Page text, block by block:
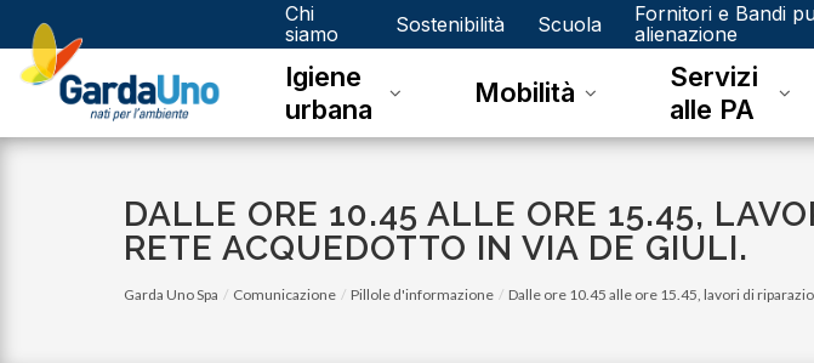
Gardauno
Spa
Chi
siamo
Sostenibilità Scuola
Fornitori e Bandi
alienazione
Igiene
urbana
Mobilità
Servizi
alle PA
DALLE ORE 10.45 ALLE ORE 15.45,
RETE ACQUEDOTTO IN VIA DE GIULI.
Garda Uno Spa Comunicazione Pillole d'informazione Dalle ore 10.45 alle ore 15.45, lavori di